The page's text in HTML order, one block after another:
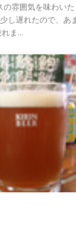
雰囲気を味わいた
ま...